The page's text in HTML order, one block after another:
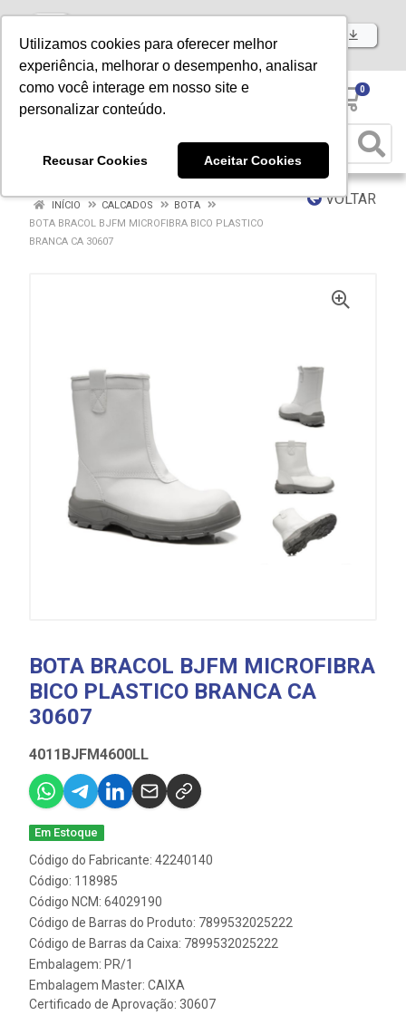
Utilizamos cookies para oferecer melhor
experiência, melhorar o desempenho, analisar
como você interage em nosso site e
personalizar conteúdo.
Recusar Cookies Aceitar Cookies
Baixe já nosso APP
0
VOLTAR
INÍCIO CALCADOS
BOTA
BOTA BRACOL BJFM MICROFIBRA BICO PLASTICO
BRANCA CA 30607
BOTA BRACOL BJFM MICROFIBRA
BICO PLASTICO BRANCA CA
30607
4011BJFM4600LL
Em Estoque
Código do Fabricante: 42240140
Código: 118985
Código NCM: 64029190
Código de Barras do Produto: 7899532025222
Código de Barras da Caixa: 7899532025222
Embalagem: PR/1
Embalagem Master: CAIXA
Certificado de Aprovação: 30607